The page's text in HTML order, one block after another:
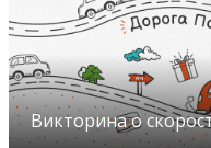
Викторина о